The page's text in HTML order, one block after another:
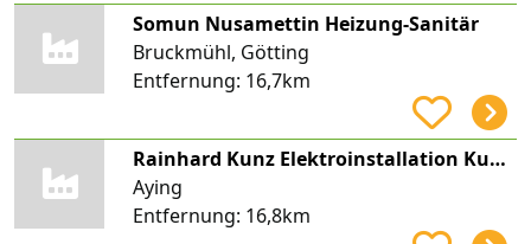
Somun Nusamettin Heizung-Sanitär
Bruckmühl, Götting
Entfernung: 16,7km
Rainhard Kunz Elektroinstallation Kunz Elektro
Aying
Entfernung: 16,8km